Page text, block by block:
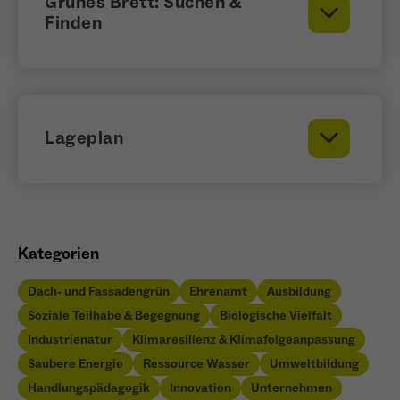
wiederkehrend ist.
Anbieter Google LLC
Zweck
interagieren
Name _fbp
Finden
Lageplan
Kategorien
Dach- und Fassadengrün Ehrenamt
Ausbildung
Soziale Teilhabe & Begegnung
Biologische Vielfalt
Industrienatur
Klimaresilienz & Klimafolgeanpassung
Saubere Energie
Ressource Wasser
Umweltbildung
Handlungspädagogik
Innovation Unternehmen